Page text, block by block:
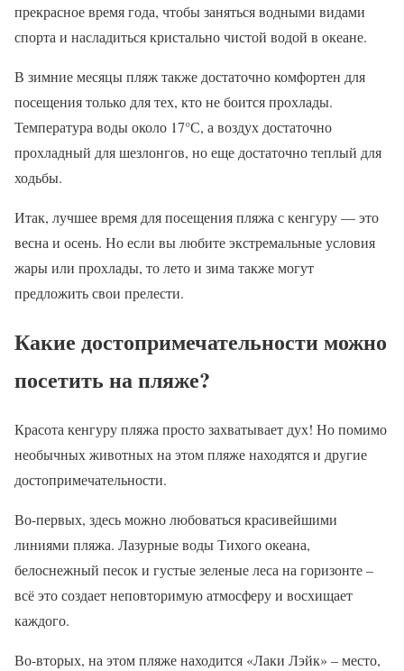
прекрасное время года, чтобы заняться водными видами
спорта и насладиться кристально чистой водой в океане.
В зимние месяцы пляж также достаточно комфортен для
посещения только для тех, кто не боится прохлады.
Температура воды около 17°С, а воздух достаточно
прохладный для шезлонгов, но еще достаточно теплый для
ходьбы.
Итак, лучшее время для посещения пляжа с кенгуру — это
весна и осень. Но если вы любите экстремальные условия
жары или прохлады, то лето и зима также могут
предложить свои прелести.
Какие достопримечательности можно
посетить на пляже?
Красота кенгуру пляжа просто захватывает дух! Но помимо
необычных животных на этом пляже находятся и другие
достопримечательности.
Во-первых, здесь можно любоваться красивейшими
линиями пляжа. Лазурные воды Тихого океана,
белоснежный песок и густые зеленые леса на горизонте –
всё это создает неповторимую атмосферу и восхищает
каждого.
Во-вторых, на этом пляже находится «Лаки Лэйк» – место,